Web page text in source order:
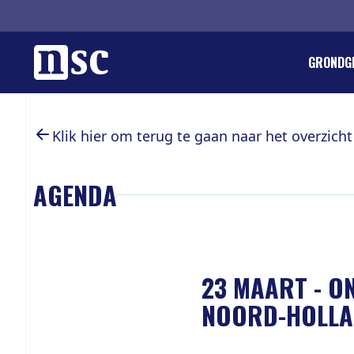
Home
DIRK
LID
Klik hier om terug te gaan naar het overzicht
AGENDA
23 MAART -
NOORD-